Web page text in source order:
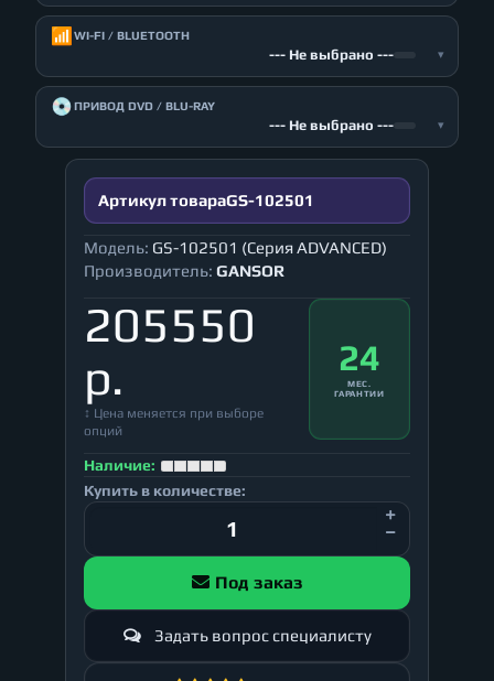
📶 WI-FI / BLUETOOTH
--- Не выбрано --- ▾
💿ПРИВОД DVD / BLU-RAY
--- Не выбрано --- ▾
Артикул товараGS-102501
Модель: GS-102501 (Серия ADVANCED)
Производитель: GANSOR
205550
р.
↕ Цена меняется при выборе
опций
24
МЕС.
ГАРАНТИИ
Наличие:
Купить в количестве:
Под заказ
Задать вопрос специалисту